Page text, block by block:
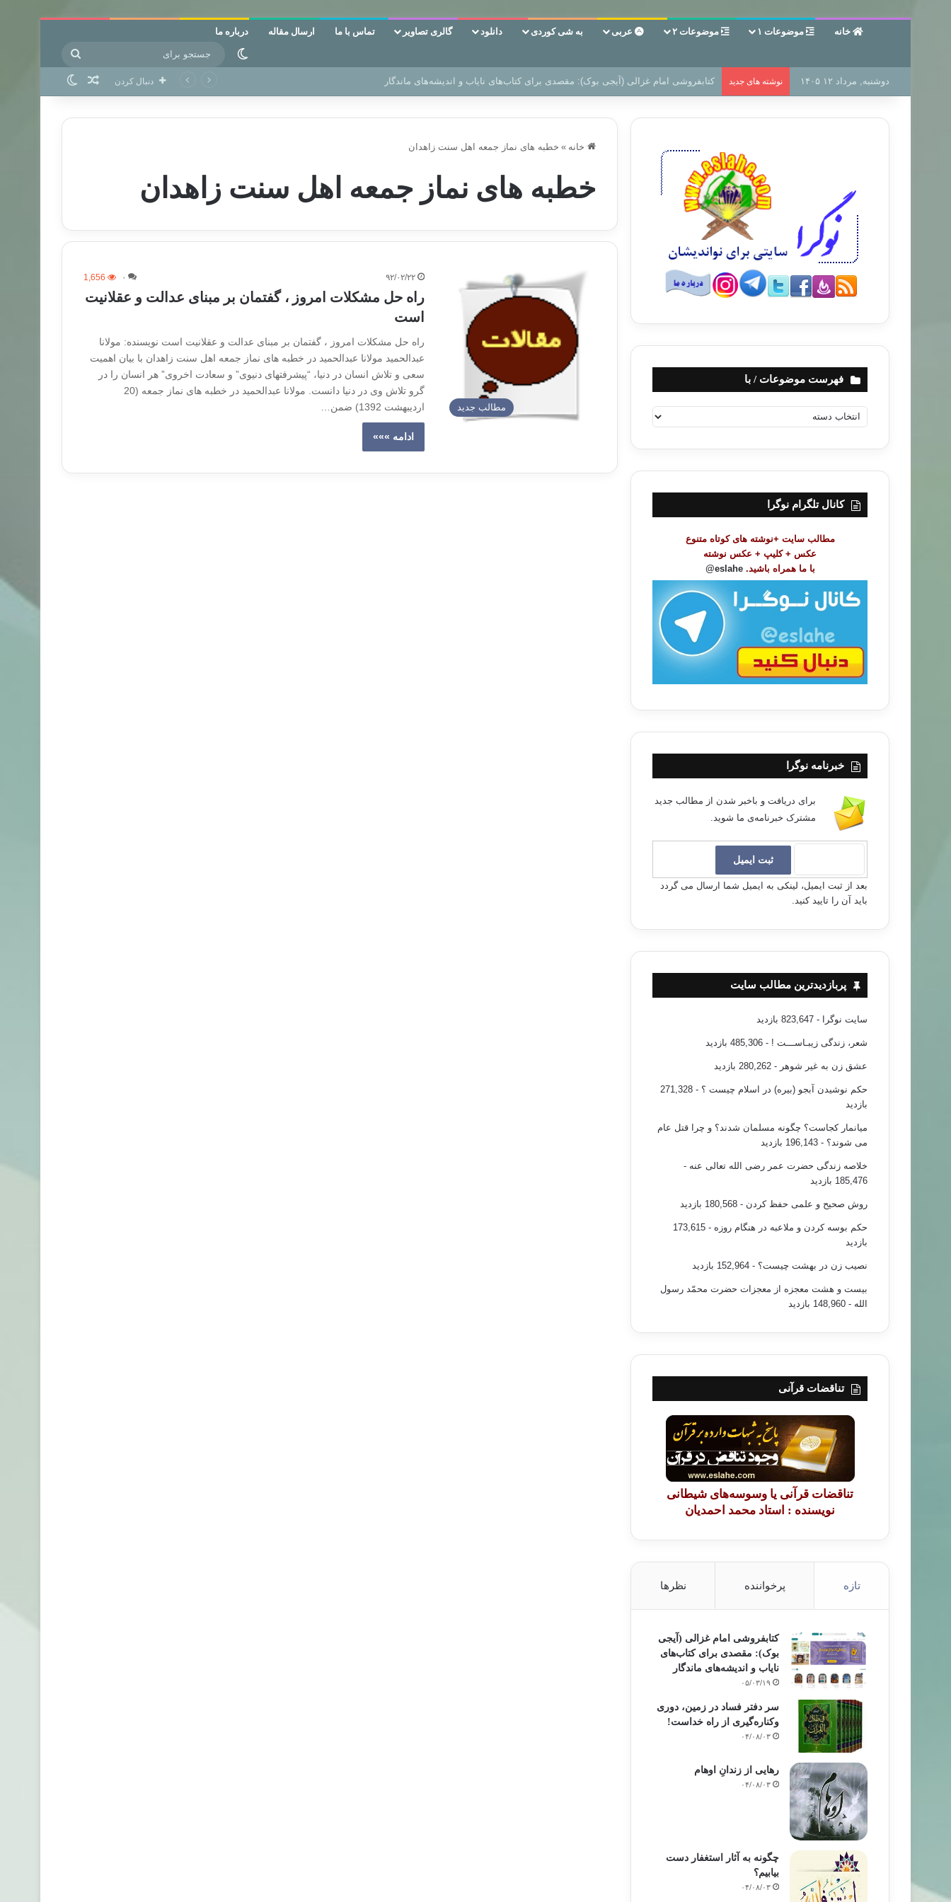
خانه موضوعات ۱ موضوعات ۲ عربی به شی کوردی دانلود گالری تصاویر تماس با ما ارسال مقاله درباره ما
تغییر پوسته
برای دوشنبه, مرداد ۱۲ ۱۴۰۵ نوشته های جدید سر دفتر فساد در زمین‌، دوری وکناره‌گیری از راه خداست‌! دنبال کردن نوشته تصادفی
خانه » خطبه های نماز جمعه اهل سنت زاهدان
خطبه های نماز جمعه اهل سنت زاهدان
مطالب جدید
۹۲/۰۲/۲۲ ۰ 1,656
راه حل مشکلات امروز ، گفتمان بر مبنای عدالت و عقلانیت
است
راه حل مشکلات امروز ، گفتمان بر مبنای عدالت و عقلانیت است نویسنده: مولانا
عبدالحمید مولانا عبدالحمید در خطبه های نماز جمعه اهل سنت زاهدان با بیان اهمیت
سعی و تلاش انسان در دنیا، “پیشرفت‏های دنیوی” و سعادت اخروی” هر انسان را در
گرو تلاش وی در دنیا دانست. مولانا عبدالحمید در خطبه های نماز جمعه (20
اردیبهشت 1392) ضمن…
ادامه »»»
فهرست موضوعات / با
ه
ت
ض
کانال تلگرام نوگرا
مطالب سایت +نوشته های کوتاه متنوع
عکس + کلیپ + عکس نوشته
با ما همراه باشید. eslahe@
خبرنامه نوگرا
برای دریافت و باخبر شدن از مطالب جدید
مشترک خبرنامه‌ی ما شوید.
بعد از ثبت ایمیل، لینکی به ایمیل شما ارسال می گردد
باید آن را تایید کنید.
پربازدیدترین مطالب سایت
سایت نوگرا - 823,647 بازدید
شعر، زندگی زیبـاســـت ! - 485,306 بازدید
عشق زن به غیر شوهر - 280,262 بازدید
حکم نوشیدن آبجو (بیره) در اسلام چیست ؟
- 271,328
بازدید
میانمار کجاست؟ چگونه مسلمان شدند؟ و چرا قتل عام
می شوند؟ - 196,143 بازدید
خلاصه زندگی حضرت عمر رضی الله تعالی عنه -
185,476 بازدید
روش صحیح و علمی حفظ کردن - 180,568 بازدید
حکم بوسه کردن و ملاعبه در هنگام روزه
- 173,615
بازدید
نصیب زن در بهشت چیست؟ - 152,964 بازدید
بیست و هشت معجزه از معجزات حضرت محمّد رسول
الله - 148,960 بازدید
تناقضات قرآنی
تناقضات قرآنی یا وسوسه‌های شیطانی
نویسنده : استاد محمد احمدیان
تازه پرخواننده نظرها
کتابفروشی امام غزالی (آیجی
بوک): مقصدی برای کتاب‌های
نایاب و اندیشه‌های ماندگار
۰۵/۰۳/۱۹
سر دفتر فساد در زمین‌، دوری
وکناره‌گیری از راه خداست‌!
۰۴/۰۸/۰۳
رهایی از زندانِ اوهام
۰۴/۰۸/۰۳
چگونه به آثار استغفار دست
بیابیم؟
۰۴/۰۸/۰۳